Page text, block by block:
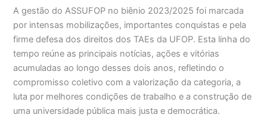
A gestão do ASSUFOP no biênio 2023/2025 foi marcada
por intensas mobilizações, importantes conquistas e pela
firme defesa dos direitos dos TAEs da UFOP. Esta linha do
tempo reúne as principais notícias, ações e vitórias
acumuladas ao longo desses dois anos, refletindo o
compromisso coletivo com a valorização da categoria, a
luta por melhores condições de trabalho e a construção de
uma universidade pública mais justa e democrática.